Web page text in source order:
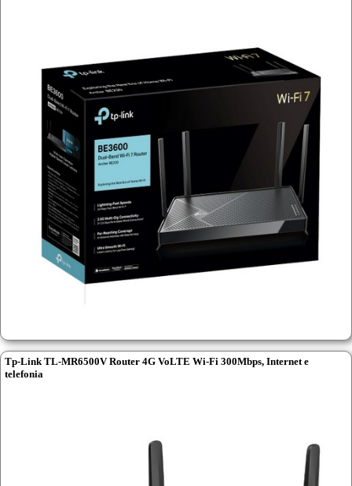
Tp-Link TL-MR6500V Router 4G VoLTE Wi-Fi 300Mbps, Internet e
telefonia